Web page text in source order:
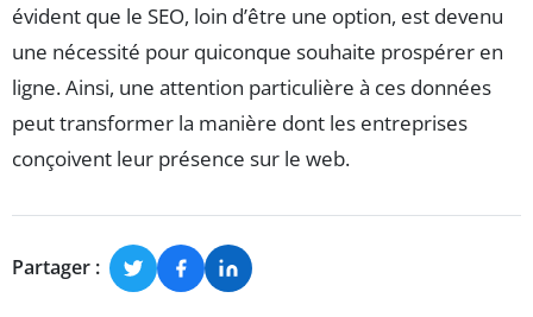
évident que le SEO, loin d’être une option, est devenu
une nécessité pour quiconque souhaite prospérer en
ligne. Ainsi, une attention particulière à ces données
peut transformer la manière dont les entreprises
conçoivent leur présence sur le web.
Partager :